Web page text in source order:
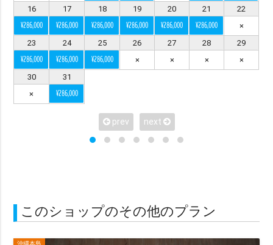
16 17 18 19 20 21 22
¥286,000 ¥286,000 ¥286,000 ¥286,000 ¥286,000 ¥286,000
×
23
24 25 26 27 28 29
¥286,000 ¥286,000 ¥286,000 × × ×
×
30
31
×
¥286,000
prev next
このショップのその他のプラン
カップル ファミリー マタニティ ソロ
衣装で選ぶ
ドレス・タキシード付き（オプションも含む）
ドレス・タキシード持ち込み可
データ納品数で選ぶ